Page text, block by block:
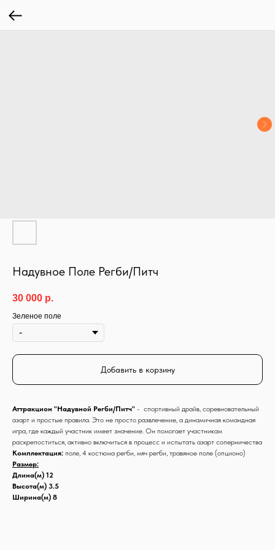
Надувное Поле Регби/Питч
30 000 р.
Зеленое поле
Добавить в корзину
Аттракцион "Надувной Регби/Питч" - спортивный драйв, соревновательный
азарт и простые правила. Это не просто развлечение, а динамичная командная
игра, где каждый участник имеет значение. Он помогает участникам
раскрепоститься, активно включиться в процесс и испытать азарт соперничества
Комплектация: поле, 4 костюма регби, мяч регби, травяное поле (опционо)
Размер:
Длина(м) 12
Высота(м) 3.5
Ширина(м) 8